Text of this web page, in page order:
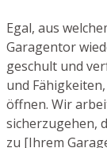
Egal, aus
Garagentor
geschult und
und
öffnen. Wir
sicherzugehen,
zu [Ihrem